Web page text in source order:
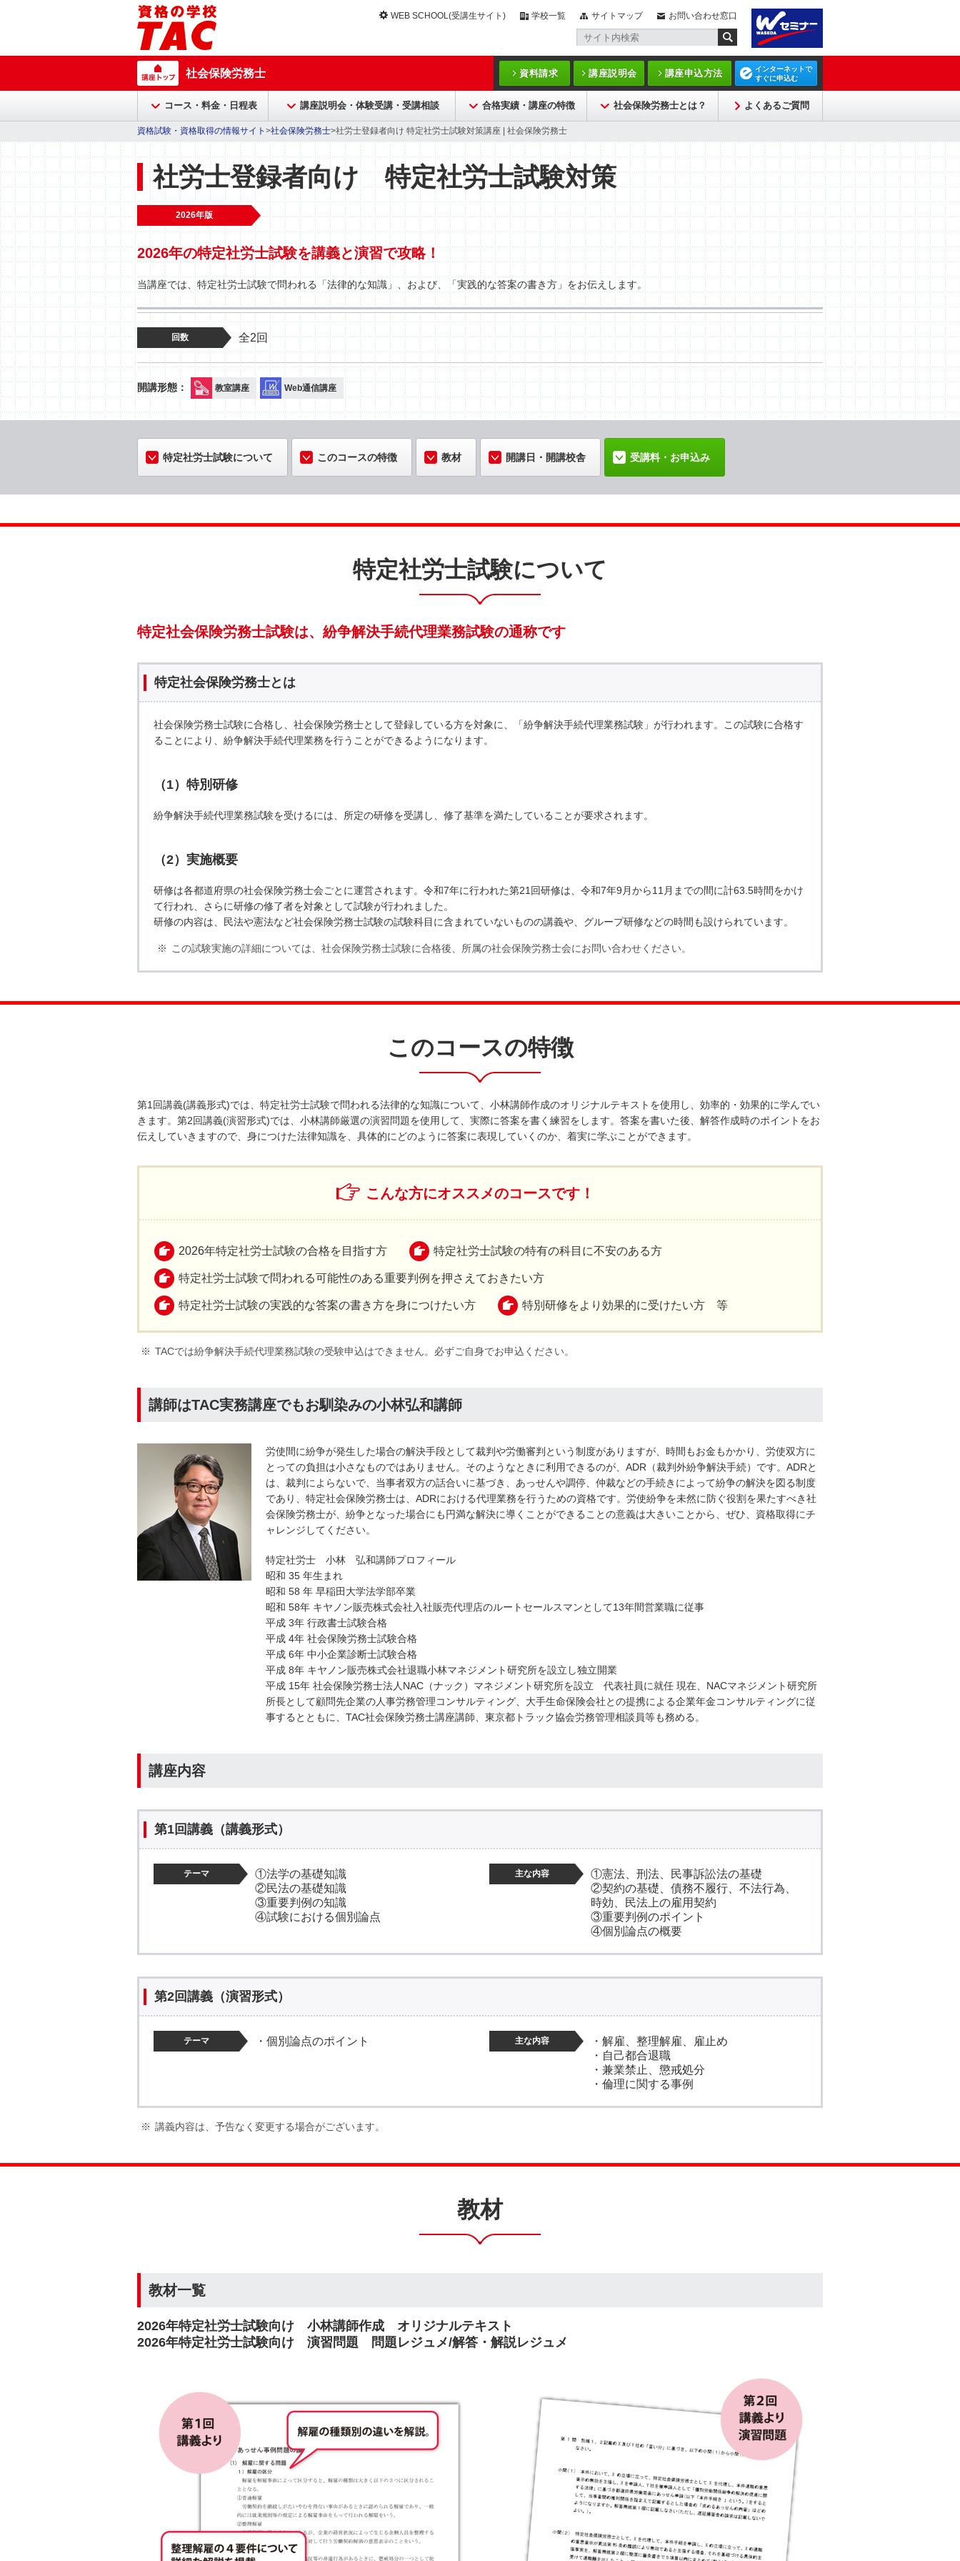
WEB SCHOOL(受講生サイト) 学校一覧 サイトマップ お問い合わせ窓口
社会保険労務士 資料請求 講座説明会 講座申込方法
インターネットで
すぐに申込む
コース・料金・日程表 講座説明会・体験受講・受講相談 合格実績・講座の特徴 社会保険労務士とは？ よくあるご質問
資格試験・資格取得の情報サイト >社会保険労務士>社労士登録者向け 特定社労士試験対策講座 | 社会保険労務士
社労士登録者向け 特定社労士試験対策
2026年版
2026年の特定社労士試験を講義と演習で攻略！
当講座では、特定社労士試験で問われる「法律的な知識」、および、「実践的な答案の書き方」をお伝えします。
回数 全2回
教室講座 Web通信講座
特定社労士試験について このコースの特徴 教材 開講日・開講校舎 受講料・お申込み
特定社労士試験について
特定社会保険労務士試験は、紛争解決手続代理業務試験の通称です
特定社会保険労務士とは
社会保険労務士試験に合格し、社会保険労務士として登録している方を対象に、「紛争解決手続代理業務試験」が行われます。この試験に合格す
ることにより、紛争解決手続代理業務を行うことができるようになります。
（1）特別研修
紛争解決手続代理業務試験を受けるには、所定の研修を受講し、修了基準を満たしていることが要求されます。
（2）実施概要
研修は各都道府県の社会保険労務士会ごとに運営されます。令和7年に行われた第21回研修は、令和7年9月から11月までの間に計63.5時間をかけ
て行われ、さらに研修の修了者を対象として試験が行われました。
研修の内容は、民法や憲法など社会保険労務士試験の試験科目に含まれていないものの講義や、グループ研修などの時間も設けられています。
この試験実施の詳細については、社会保険労務士試験に合格後、所属の社会保険労務士会にお問い合わせください。
このコースの特徴
第1回講義(講義形式)では、特定社労士試験で問われる法律的な知識について、小林講師作成のオリジナルテキストを使用し、効率的・効果的に学んでい
きます。第2回講義(演習形式)では、小林講師厳選の演習問題を使用して、実際に答案を書く練習をします。答案を書いた後、解答作成時のポイントをお
伝えしていきますので、身につけた法律知識を、具体的にどのように答案に表現していくのか、着実に学ぶことができます。
こんな方にオススメのコースです！
2026年特定社労士試験の合格を目指す方 特定社労士試験の特有の科目に不安のある方
特定社労士試験で問われる可能性のある重要判例を押さえておきたい方
特定社労士試験の実践的な答案の書き方を身につけたい方 特別研修をより効果的に受けたい方 等
TACでは紛争解決手続代理業務試験の受験申込はできません。必ずご自身でお申込ください。
講師はTAC実務講座でもお馴染みの小林弘和講師
労使間に紛争が発生した場合の解決手段として裁判や労働審判という制度がありますが、時間もお金もかかり、労使双方に
とっての負担は小さなものではありません。そのようなときに利用できるのが、ADR（裁判外紛争解決手続）です。ADRと
は、裁判によらないで、当事者双方の話合いに基づき、あっせんや調停、仲裁などの手続きによって紛争の解決を図る制度
であり、特定社会保険労務士は、ADRにおける代理業務を行うための資格です。労使紛争を未然に防ぐ役割を果たすべき社
会保険労務士が、紛争となった場合にも円満な解決に導くことができることの意義は大きいことから、ぜひ、資格取得にチ
ャレンジしてください。
特定社労士 小林 弘和講師プロフィール
昭和 35 年生まれ
昭和 58 年 早稲田大学法学部卒業
昭和 58年 キヤノン販売株式会社入社販売代理店のルートセールスマンとして13年間営業職に従事
平成 3年 行政書士試験合格
平成 4年 社会保険労務士試験合格
平成 6年 中小企業診断士試験合格
平成 8年 キヤノン販売株式会社退職小林マネジメント研究所を設立し独立開業
平成 15年 社会保険労務士法人NAC（ナック）マネジメント研究所を設立 代表社員に就任 現在、NACマネジメント研究所
所長として顧問先企業の人事労務管理コンサルティング、大手生命保険会社との提携による企業年金コンサルティングに従
事するとともに、TAC社会保険労務士講座講師、東京都トラック協会労務管理相談員等も務める。
講座内容
第1回講義（講義形式）
テーマ
①法学の基礎知識
②民法の基礎知識
③重要判例の知識
④試験における個別論点
主な内容
①憲法、刑法、民事訴訟法の基礎
②契約の基礎、債務不履行、不法行為、
時効、民法上の雇用契約
③重要判例のポイント
④個別論点の概要
第2回講義（演習形式）
テーマ ・個別論点のポイント 主な内容
・解雇、整理解雇、雇止め
・自己都合退職
・兼業禁止、懲戒処分
・倫理に関する事例
講義内容は、予告なく変更する場合がございます。
教材
教材一覧
2026年特定社労士試験向け 小林講師作成 オリジナルテキスト
2026年特定社労士試験向け 演習問題 問題レジュメ/解答・解説レジュメ